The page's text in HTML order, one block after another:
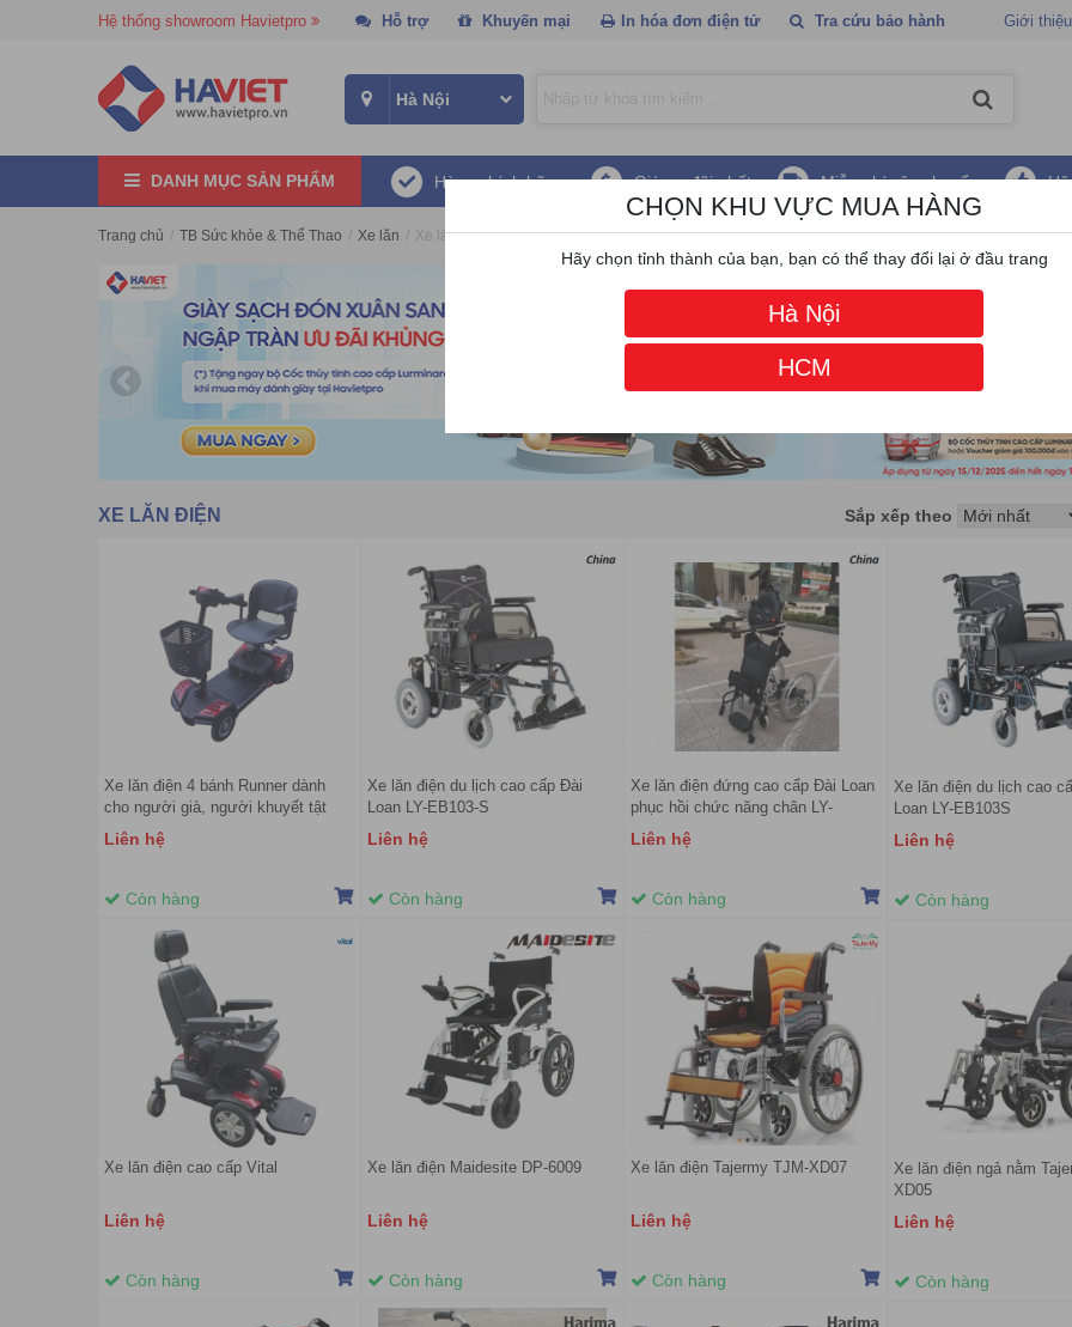
Hệ thống showroom Havietpro Hỗ trợ Khuyến mại In hóa đơn điện tử Tra cứu bảo hành Giới thiệu
DANH MỤC SẢN PHẨM Hàng chính hãng Giá ưu đãi nhất Miễn phí vận chuyển
Trang chủ / TB Sức khỏe & Thể Thao / Xe lăn / Xe lăn điện
XE LĂN ĐIỆN Sắp xếp theo
Xe lăn điện 4 bánh Runner dành
cho người già, người khuyết tật
Liên hệ
Còn hàng
Xe lăn điện du lịch cao cấp Đài
Loan LY-EB103-S
Liên hệ
Còn hàng
Xe lăn điện đứng cao cấp Đài Loan
phục hồi chức năng chân LY-
ESB120
Liên hệ
Còn hàng
Xe lăn điện du lịch cao
Loan LY-EB103S
Liên hệ
Còn hàng
Xe lăn điện cao cấp Vital
Liên hệ
Còn hàng
Xe lăn điện Maidesite DP-6009
Liên hệ
Còn hàng
Xe lăn điện Tajermy TJM-XD07
Liên hệ
Còn hàng
Xe lăn điện ngả nằm
XD05
Liên hệ
Còn hàng
CHỌN KHU VỰC MUA HÀNG
Hãy chọn tỉnh thành của bạn, bạn có thể thay đổi lại ở đầu trang
Hà Nội
HCM